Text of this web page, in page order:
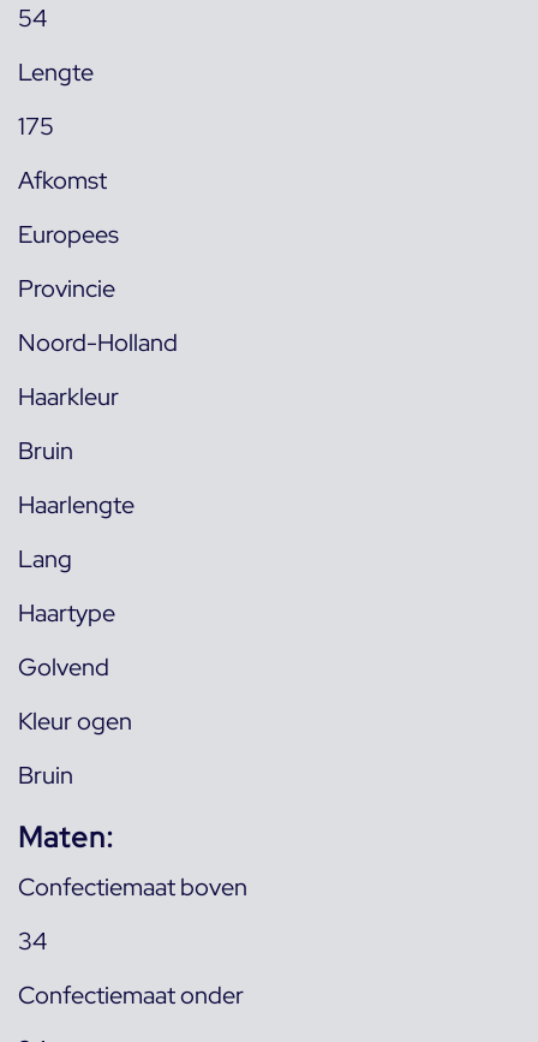
54
Lengte
175
Afkomst
Europees
Provincie
Noord-Holland
Haarkleur
Bruin
Haarlengte
Lang
Haartype
Golvend
Kleur ogen
Bruin
Maten:
Confectiemaat boven
34
Confectiemaat onder